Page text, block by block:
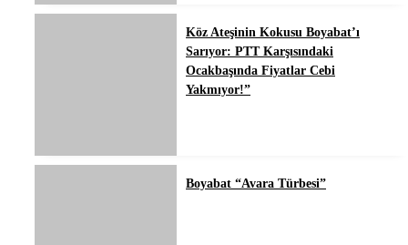
Köz Ateşinin Kokusu Boyabat’ı
Sarıyor: PTT Karşısındaki
Ocakbaşında Fiyatlar Cebi
Yakmıyor!”
Boyabat “Avara Türbesi”